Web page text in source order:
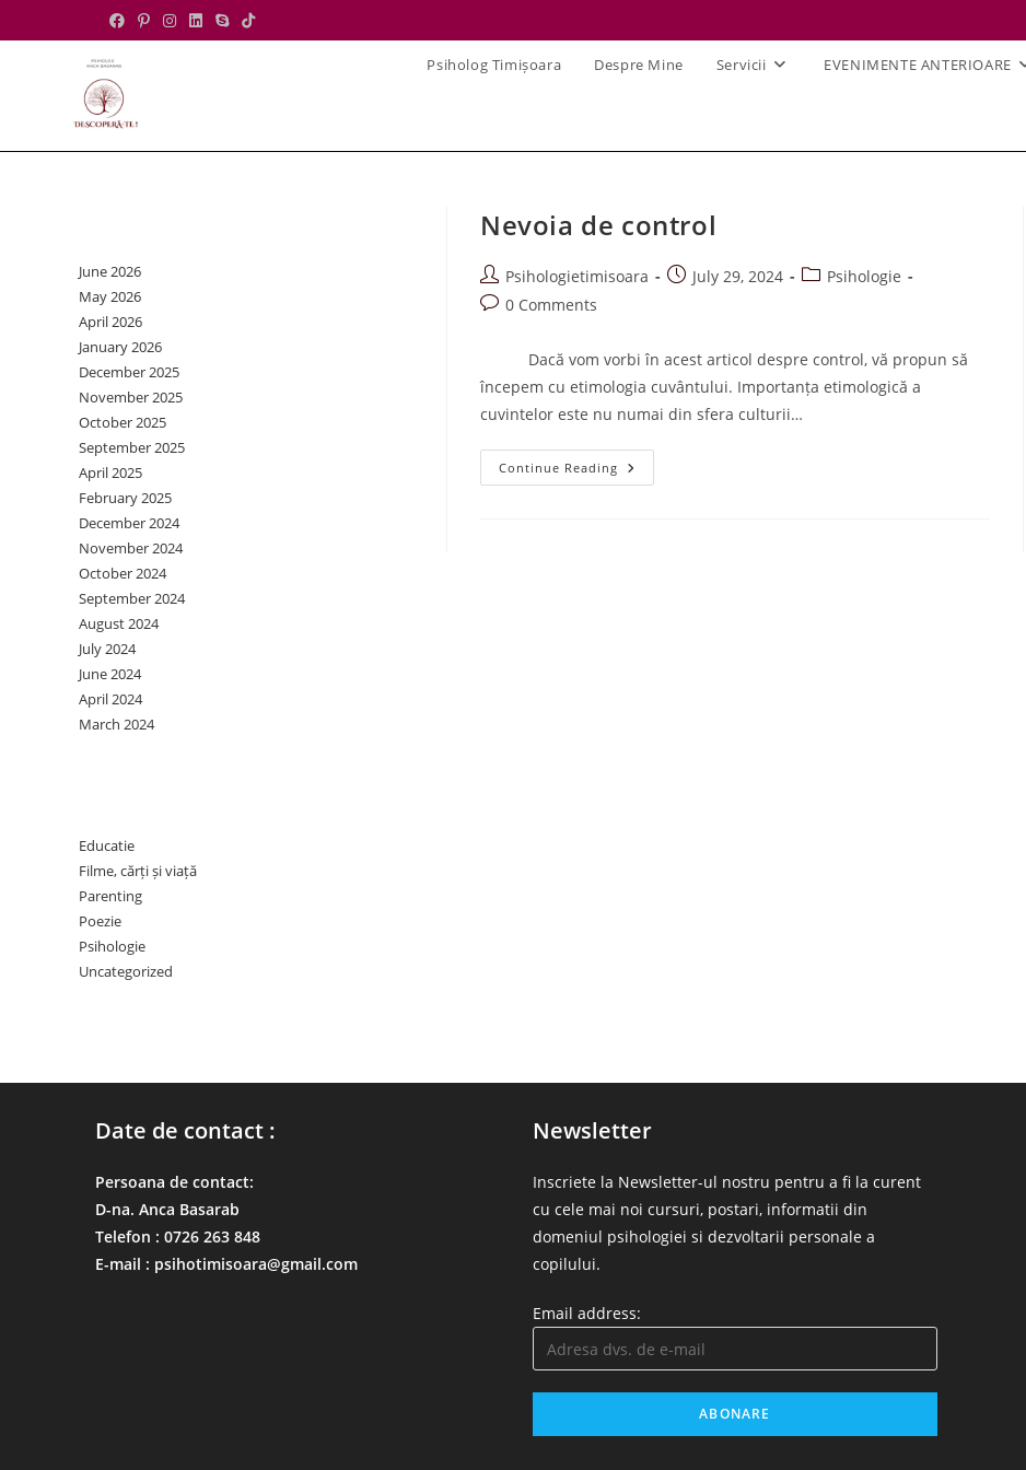
to
Psiholog Timișoara Despre Mine Servicii EVENIMENTE ANTERIOARE
Nevoia de control
Post
author:
Psihologietimisoara
PostJuly 29, 2024
PostPsihologie
Post0 Comments
Dacă vom vorbi în acest articol despre control, vă propun să
începem cu etimologia cuvântului. Importanța etimologică a
cuvintelor este nu numai din sfera culturii…
Continue Reading Nevoia
De
June 2026
May 2026
April 2026
January 2026
December 2025
November 2025
October 2025
September 2025
April 2025
February 2025
December 2024
November 2024
October 2024
September 2024
August 2024
July 2024
June 2024
April 2024
March 2024
Educatie
Filme, cărți și viață
Parenting
Poezie
Psihologie
Uncategorized
Date de contact :
Persoana de contact:
D-na. Anca Basarab
Telefon : 0726 263 848
E-mail : psihotimisoara@gmail.com
Newsletter
Inscriete la Newsletter-ul nostru pentru a fi la curent
cu cele mai noi cursuri, postari, informatii din
domeniul psihologiei si dezvoltarii personale a
copilului.
Email address: